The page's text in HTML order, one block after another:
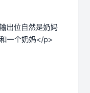
出位自然是奶妈
一个奶妈</p>